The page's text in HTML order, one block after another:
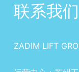
联系我们
ZADIM LIFT